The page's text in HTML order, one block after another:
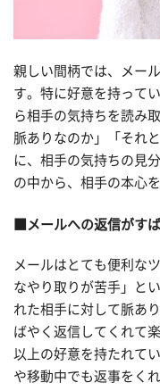
親しい間柄では、メー
す。特に好意を持って
ら相手の気持ちを読み
脈ありなのか」「それ
に、相手の気持ちの見
の中から、相手の本心
■メールへの返信がす
メールはとても便利な
なやり取りが苦手」と
れた相手に対して脈あ
ばやく返信してくれて
以上の好意を持たれて
や移動中でも返事をく